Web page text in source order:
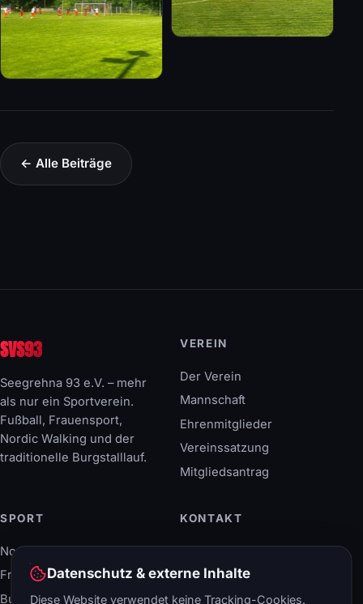
← Alle Beiträge
SVS93
Seegrehna 93 e.V. – mehr
als nur ein Sportverein.
Fußball, Frauensport,
Nordic Walking und der
traditionelle Burgstalllauf.
VEREIN
Der Verein
Mannschaft
Ehrenmitglieder
Vereinssatzung
Mitgliedsantrag
SPORT
Nordic Walking
Frauensport
Burgstalllauf
KONTAKT
Breitscheidstraße 40
06886 Lutherstadt
Datenschutz & externe Inhalte
Diese Website verwendet keine Tracking-Cookies.